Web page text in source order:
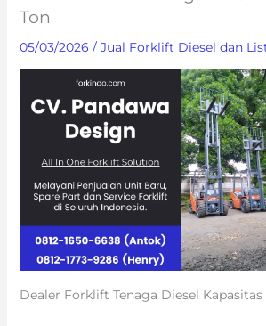
Ton
05/03/2026 / Jual Forklift Diesel dan
Dealer Forklift Tenaga Diesel Kapasitas